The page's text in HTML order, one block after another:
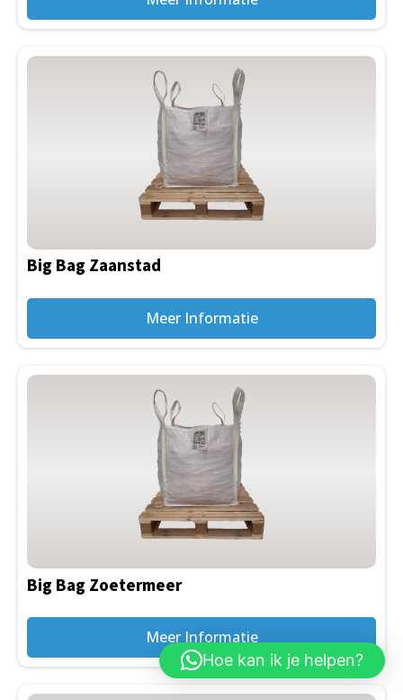
Big Bag Zaanstad
Meer Informatie
Big Bag Zoetermeer
Meer Informatie
Hoe kan ik je helpen?